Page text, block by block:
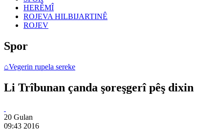
HERÊMÎ
ROJEVA HILBIJARTINÊ
ROJEV
Spor
⌂Vegerin rupela sereke
Li Trîbunan çanda şoreşgerî pêş dixin
20 Gulan
09:43 2016